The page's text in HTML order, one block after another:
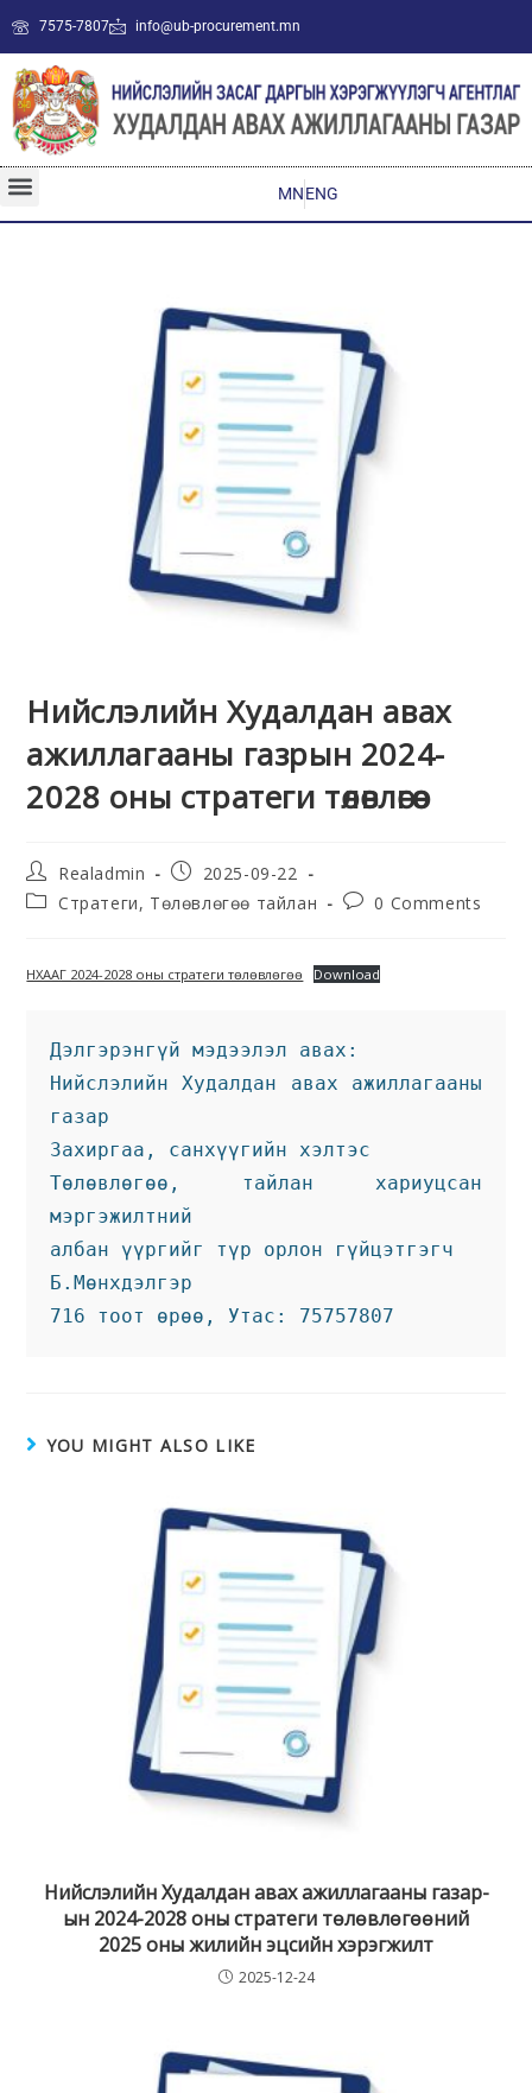
7575-7807 info@ub-procurement.mn
MNENG
Нийслэлийн Худалдан авах
ажиллагааны газрын 2024-
2028 оны стратеги төлөвлөгөө
Realadmin
2025-09-22
Стратеги, Төлөвлөгөө тайлан
0 Comments
НХААГ 2024-2028 оны стратеги төлөвлөгөө Download
Дэлгэрэнгүй мэдээлэл авах:
Нийслэлийн Худалдан авах ажиллагааны
газар
Захиргаа, санхүүгийн хэлтэс
Төлөвлөгөө, тайлан хариуцсан
мэргэжилтний
албан үүргийг түр орлон гүйцэтгэгч
Б.Мөнхдэлгэр
716 тоот өрөө, Утас: 75757807
YOU MIGHT ALSO LIKE
Нийслэлийн Худалдан авах ажиллагааны газар-
ын 2024-2028 оны стратеги төлөвлөгөөний
2025 оны жилийн эцсийн хэрэгжилт
2025-12-24